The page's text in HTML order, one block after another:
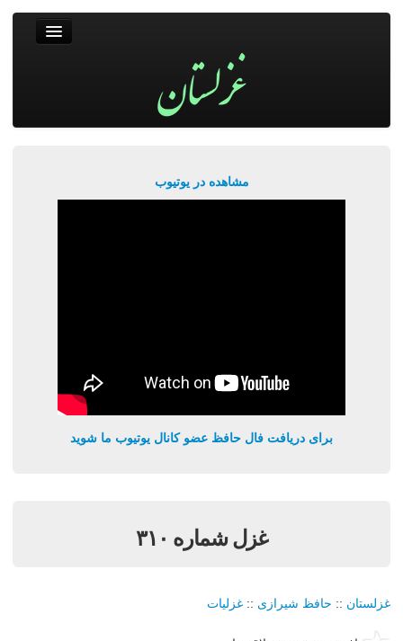
مشاهده در یوتیوب
برای دریافت فال حافظ عضو کانال یوتیوب ما شوید
غزل شماره ۳۱۰
غزلستان :: حافظ شیرازی :: غزلیات